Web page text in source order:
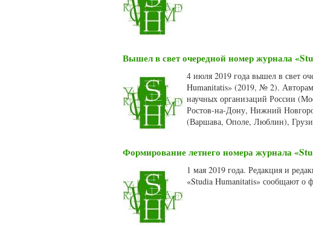
Вышел в свет очередной номер журнала
4 июля 2019 года вышел в свет
Humanitatis» (2019, № 2).
научных организаций России
Ростов-на-Дону, Нижний
(Варшава, Ополе, Люблин),
Формирование летнего номера журнала
1 мая 2019 года. Редакция и
«Studia Humanitatis» сообщают о